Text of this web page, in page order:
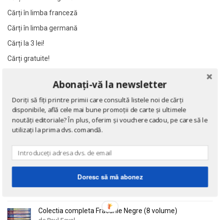
Al. Philippide
Alain Bombard
Alain Danielou
Alain Lallemand
Alain Lesage
Alan Dean Foster
Al. Philippide
Alain Bombard
Alain Danielou
Alain Lallemand
Alain Lesage
Alan Dean Foster
Cărți în limba franceză
Cărți în limba germană
Cărți la 3 lei!
Cărți gratuite!
Eseuri
de Emil Cioran
Doctrina sau Cele patru carti clasice ale Chinei
Colectia completa Fracurile Negre (8 volume)
Abonați-vă la newsletter
Doriți să fiți printre primii care consultă listele noi de cărți
disponibile, află cele mai bune promoții de carte și ultimele
noutăți editoriale? În plus, oferim și vouchere cadou, pe care să le
utilizați la prima dvs. comandă.
Doresc să mă abonez